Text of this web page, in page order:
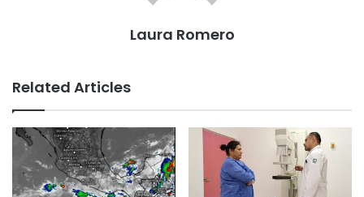
Laura Romero
Related Articles